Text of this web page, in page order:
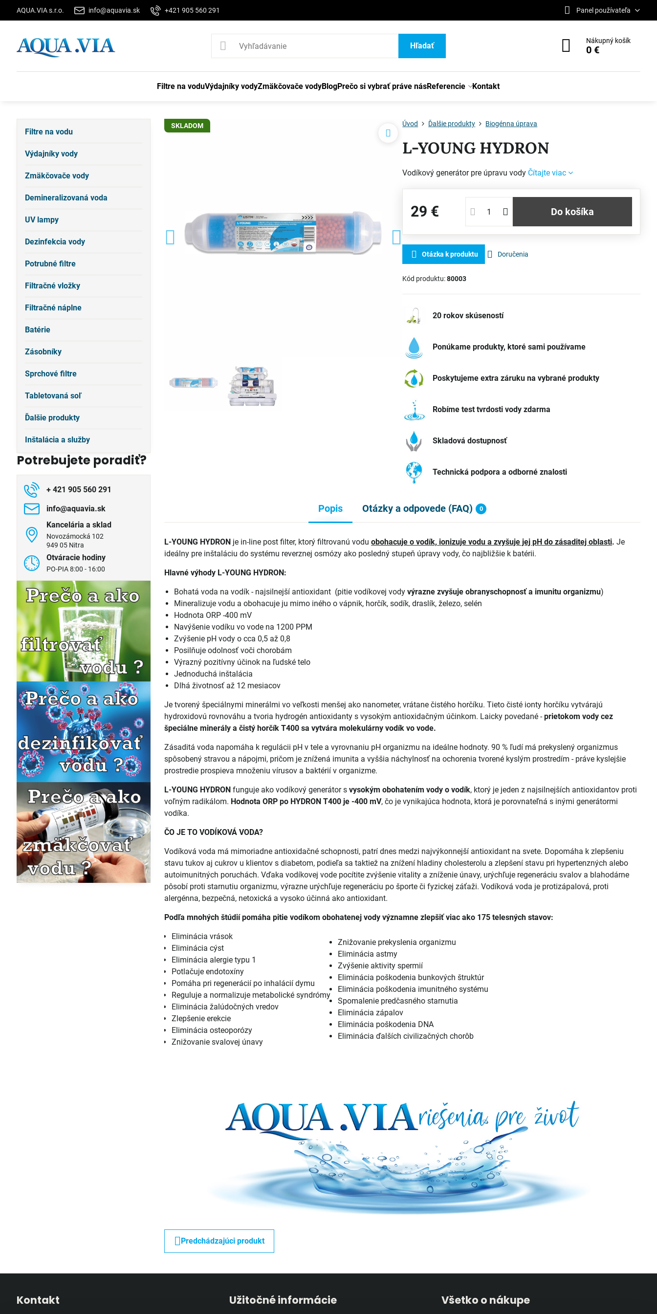
AQUA.VIA s.r.o. info@aquavia.sk +421 905 560 291 Panel používateľa
Hľadať
Nákupný košík
0 €
Filtre na voduVýdajníky vodyZmäkčovače vodyBlogPrečo si vybrať práve násReferencie Kontakt
SKLADOM Úvod Ďalšie produkty Biogénna úprava
L-YOUNG HYDRON
Vodíkový generátor pre úpravu vody Čítajte viac
29 € Do košíka
Otázka k produktu Doručenia
Kód produktu:80003
20 rokov skúseností
Ponúkame produkty, ktoré sami používame
Poskytujeme extra záruku na vybrané produkty
Robíme test tvrdosti vody zdarma
Skladová dostupnosť
Technická podpora a odborné znalosti
Popis Otázky a odpovede (FAQ) 0
L-YOUNG HYDRON je in-line post filter, ktorý filtrovanú voduobohacuje o vodík, ionizuje vodu a zvyšuje jej pH do zásaditej oblasti.Je
ideálny pre inštaláciu do systému reverznej osmózy ako posledný stupeň úpravy vody, čo najbližšie k batérii.
Hlavné výhody L-YOUNG HYDRON:
Bohatá voda na vodík - najsilnejší antioxidant (pitie vodíkovej vodyvýrazne zvyšuje obranyschopnosť a imunitu organizmu)
Mineralizuje vodu a obohacuje ju mimo iného o vápnik, horčík, sodík, draslík, železo, selén
Hodnota ORP -400 mV
Navýšenie vodíku vo vode na 1200 PPM
Zvýšenie pH vody o cca 0,5 až 0,8
Posilňuje odolnosť voči chorobám
Výrazný pozitívny účinok na ľudské telo
Jednoduchá inštalácia
Dlhá životnosť až 12 mesiacov
Je tvorený špeciálnymi minerálmi vo veľkosti menšej ako nanometer, vrátane čistého horčíku. Tieto čisté ionty horčíku vytvárajú
hydroxidovú rovnováhu a tvoria hydrogén antioxidanty s vysokým antioxidačným účinkom. Laicky povedané -prietokom vody cez
špeciálne minerály a čistý horčík T400 sa vytvára molekulárny vodík vo vode.
Zásaditá voda napomáha k regulácii pH v tele a vyrovnaniu pH organizmu na ideálne hodnoty. 90 % ľudí má prekyslený organizmus
spôsobený stravou a nápojmi, pričom je znížená imunita a vyššia náchylnosť na ochorenia tvorené kyslým prostredím - práve kyslejšie
prostredie prospieva množeniu vírusov a baktérií v organizme.
L-YOUNG HYDRON funguje ako vodíkový generátor svysokým obohatením vody o vodík, ktorý je jeden z najsilnejších antioxidantov proti
voľným radikálom. Hodnota ORP po HYDRON T400 je -400 mV, čo je vynikajúca hodnota, ktorá je porovnateľná s inými generátormi
vodíka.
ČO JE TO VODÍKOVÁ VODA?
Vodíková voda má mimoriadne antioxidačné schopnosti, patrí dnes medzi najvýkonnejší antioxidant na svete. Dopomáha k zlepšeniu
stavu tukov aj cukrov u klientov s diabetom, podieľa sa taktiež na znížení hladiny cholesterolu a zlepšení stavu pri hypertenzných alebo
autoimunitných poruchách. Vďaka vodíkovej vode pocítite zvýšenie vitality a zníženie únavy, urýchľuje regeneráciu svalov a blahodárne
pôsobí proti starnutiu organizmu, výrazne urýchľuje regeneráciu po športe či fyzickej záťaži. Vodíková voda je protizápalová, proti
alergénna, bezpečná, netoxická a vysoko účinná ako antioxidant.
Podľa mnohých štúdií pomáha pitie vodíkom obohatenej vody významne zlepšiť viac ako 175 telesných stavov:
Eliminácia vrások
Eliminácia cýst
Eliminácia alergie typu 1
Potlačuje endotoxíny
Pomáha pri regenerácií po inhalácií dymu
Reguluje a normalizuje metabolické syndrómy
Eliminácia žalúdočných vredov
Zlepšenie erekcie
Eliminácia osteoporózy
Znižovanie svalovej únavy
Znižovanie prekyslenia organizmu
Eliminácia astmy
Zvýšenie aktivity spermií
Eliminácia poškodenia bunkových štruktúr
Eliminácia poškodenia imunitného systému
Spomalenie predčasného starnutia
Eliminácia zápalov
Eliminácia poškodenia DNA
Eliminácia ďalších civilizačných chorôb
Predchádzajúci produkt
Filtre na vodu
Výdajníky vody
Zmäkčovače vody
Demineralizovaná voda
UV lampy
Dezinfekcia vody
Potrubné filtre
Filtračné vložky
Filtračné náplne
Batérie
Zásobníky
Sprchové filtre
Tabletovaná soľ
Ďalšie produkty
Inštalácia a služby
Potrebujete poradiť?
+ 421 905 560 291
info​@aquavia​.sk
Kancelária a sklad
Novozámocká 102
949 05 Nitra
Otváracie hodiny
PO-PIA 8:00 - 16:00
Kontakt Užitočné informácie Všetko o nákupe